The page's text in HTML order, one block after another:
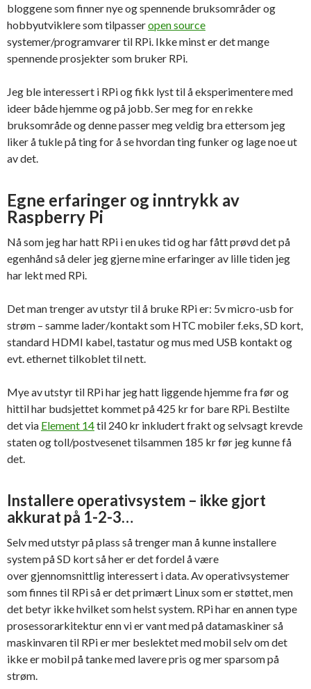
bloggene som finner nye og spennende bruksområder og
hobbyutviklere som tilpasseropen source
systemer/programvarer til RPi. Ikke minst er det mange
spennende prosjekter som bruker RPi.
Jeg ble interessert i RPi og fikk lyst til å eksperimentere med
ideer både hjemme og på jobb. Ser meg for en rekke
bruksområde og denne passer meg veldig bra ettersom jeg
liker å tukle på ting for å se hvordan ting funker og lage noe ut
av det.
Egne erfaringer og inntrykk av
Raspberry Pi
Nå som jeg har hatt RPi i en ukes tid og har fått prøvd det på
egenhånd så deler jeg gjerne mine erfaringer av lille tiden jeg
har lekt med RPi.
Det man trenger av utstyr til å bruke RPi er: 5v micro-usb for
strøm – samme lader/kontakt som HTC mobiler f.eks, SD kort,
standard HDMI kabel, tastatur og mus med USB kontakt og
evt. ethernet tilkoblet til nett.
Mye av utstyr til RPi har jeg hatt liggende hjemme fra før og
hittil har budsjettet kommet på 425 kr for bare RPi. Bestilte
det via Element 14til 240 kr inkludert frakt og selvsagt krevde
staten og toll/postvesenet tilsammen 185 kr før jeg kunne få
det.
Installere operativsystem – ikke gjort
akkurat på 1-2-3…
Selv med utstyr på plass så trenger man å kunne installere
system på SD kort så her er det fordel å være
over gjennomsnittlig interessert i data. Av operativsystemer
som finnes til RPi så er det primært Linux som er støttet, men
det betyr ikke hvilket som helst system. RPi har en annen type
prosessorarkitektur enn vi er vant med på datamaskiner så
maskinvaren til RPi er mer beslektet med mobil selv om det
ikke er mobil på tanke med lavere pris og mer sparsom på
strøm.